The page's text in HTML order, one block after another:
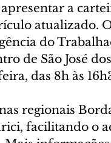
apresentar a
atualizado.
do
de São José
das 8h às
regionais
facilitando o